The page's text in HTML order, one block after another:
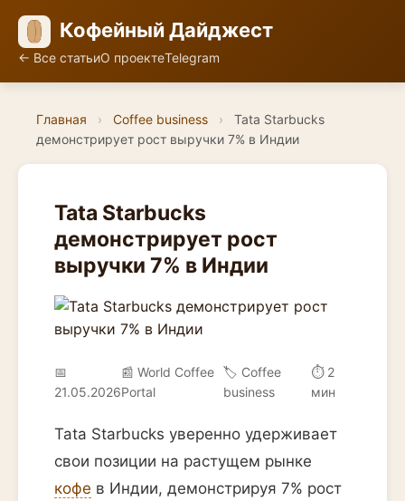
Кофейный Дайджест
← Все статьиО проектеTelegram
Главная › Coffee business ›
Tata Starbucks
демонстрирует рост выручки 7% в Индии
Tata Starbucks
демонстрирует рост
выручки 7% в Индии
📅
21.05.2026
📰 World Coffee
Portal
🏷️ Coffee
business
⏱ 2
мин
Tata Starbucks уверенно удерживает
свои позиции на растущем рынке
кофе в Индии, демонстрируя 7% рост